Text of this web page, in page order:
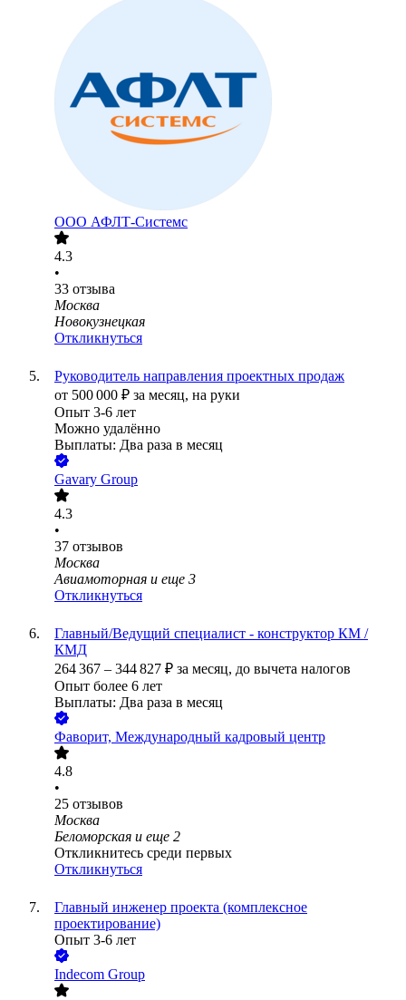
ООО АФЛТ-Системс
4.3
•
33 отзыва
Москва
Новокузнецкая
Откликнуться
Руководитель направления проектных продаж
от 500 000 ₽ за месяц, на руки
Опыт 3-6 лет
Можно удалённо
Выплаты: Два раза в месяц
Gavary Group
4.3
•
37 отзывов
Москва
Авиамоторная и еще 3
Откликнуться
Главный/Ведущий специалист - конструктор КМ /
КМД
264 367 – 344 827 ₽ за месяц, до вычета налогов
Опыт более 6 лет
Выплаты: Два раза в месяц
Фаворит, Международный кадровый центр
4.8
•
25 отзывов
Москва
Беломорская и еще 2
Откликнитесь среди первых
Откликнуться
Главный инженер проекта (комплексное
проектирование)
Опыт 3-6 лет
Indecom Group